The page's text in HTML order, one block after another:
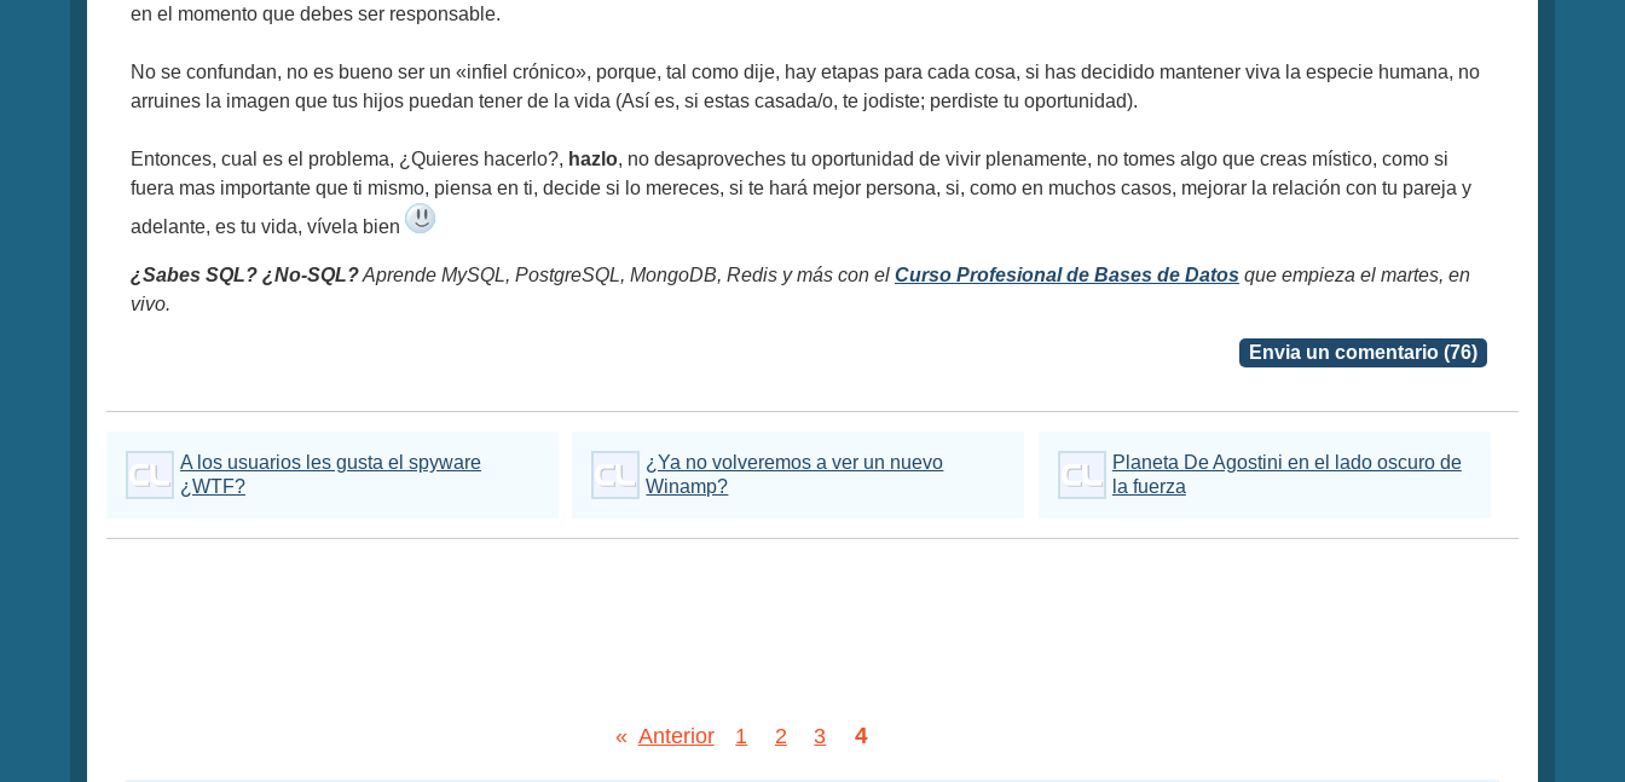
en el momento que debes ser responsable.
No se confundan, no es bueno ser un «infiel crónico», porque, tal como dije, hay etapas para cada cosa, si has decidido mantener viva la especie humana, no
arruines la imagen que tus hijos puedan tener de la vida (Así es, si estas casada/o, te jodiste; perdiste tu oportunidad).
Entonces, cual es el problema, ¿Quieres hacerlo?, hazlo, no desaproveches tu oportunidad de vivir plenamente, no tomes algo que creas místico, como si
fuera mas importante que ti mismo, piensa en ti, decide si lo mereces, si te hará mejor persona, si, como en muchos casos, mejorar la relación con tu pareja y
adelante, es tu vida, vívela bien
¿Sabes SQL? ¿No-SQL?Aprende MySQL, PostgreSQL, MongoDB, Redis y más con el Curso Profesional de Bases de Datos que empieza el martes, en
vivo.
Envia un comentario (76)
A los usuarios les gusta el spyware
¿WTF?
¿Ya no volveremos a ver un nuevo
Winamp?
Planeta De Agostini en el lado oscuro de
la fuerza
« Anterior 1 2 3 4